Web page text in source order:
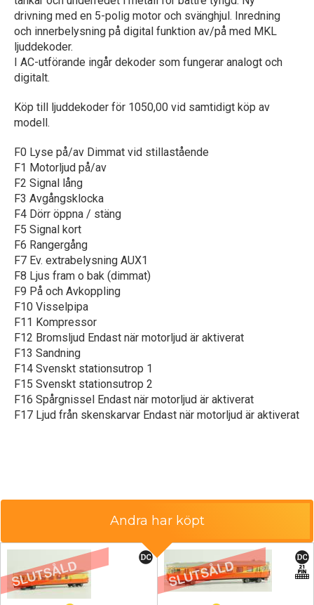
drivning med en 5-polig motor och svänghjul. Inredning
och innerbelysning på digital funktion av/på med MKL
ljuddekoder.
I AC-utförande ingår dekoder som fungerar analogt och
digitalt.
Köp till ljuddekoder för 1050,00 vid samtidigt köp av
modell.
F0 Lyse på/av Dimmat vid stillastående
F1 Motorljud på/av
F2 Signal lång
F3 Avgångsklocka
F4 Dörr öppna / stäng
F5 Signal kort
F6 Rangergång
F7 Ev. extrabelysning AUX1
F8 Ljus fram o bak (dimmat)
F9 På och Avkoppling
F10 Visselpipa
F11 Kompressor
F12 Bromsljud Endast när motorljud är aktiverat
F13 Sandning
F14 Svenskt stationsutrop 1
F15 Svenskt stationsutrop 2
F16 Spårgnissel Endast när motorljud är aktiverat
F17 Ljud från skenskarvar Endast när motorljud är aktiverat
Andra har köpt